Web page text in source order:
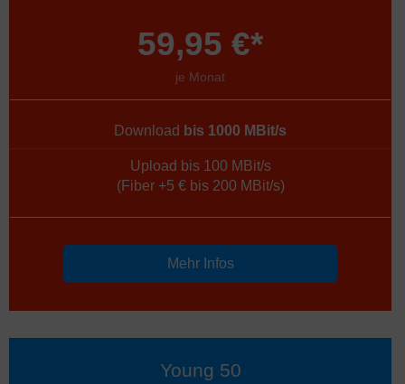
59,95 €*
je Monat
Download bis 1000 MBit/s
Upload bis 100 MBit/s
(Fiber +5 € bis 200 MBit/s)
Mehr Infos
Young 50